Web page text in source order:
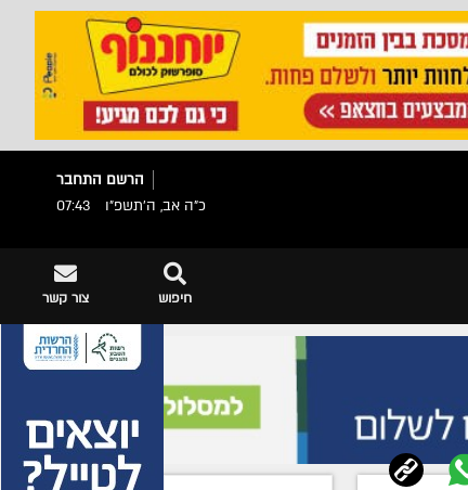
הרשם התחבר
כ"ה אב, ה׳תשפ״ו
07:43
צור קשר חיפוש